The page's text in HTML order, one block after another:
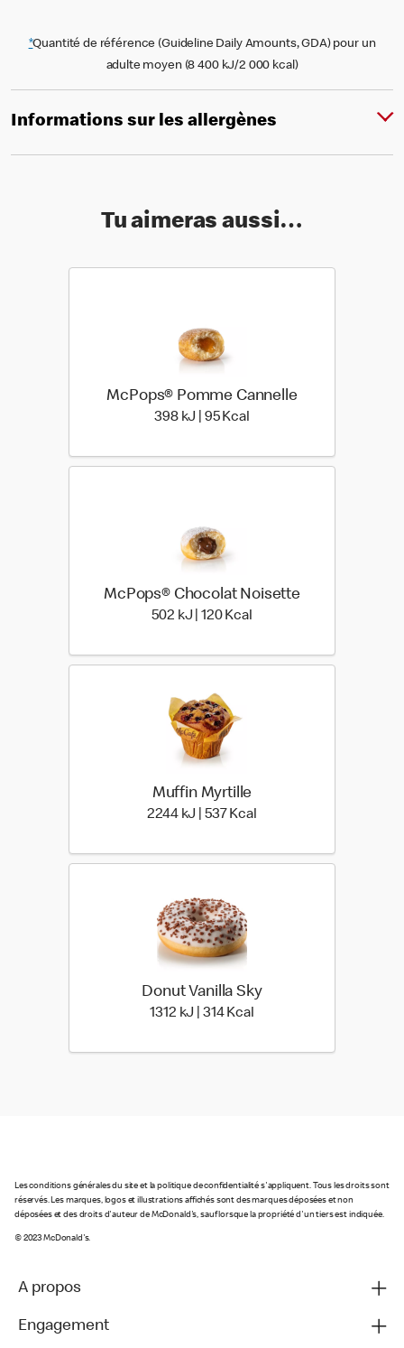
*Quantité de référence (Guideline Daily Amounts, GDA) pour un
adulte moyen (8 400 kJ/2 000 kcal)
Informations sur les allergènes
Tu aimeras aussi…
McPops® Pomme Cannelle
398 kJ | 95 Kcal
McPops® Chocolat Noisette
502 kJ | 120 Kcal
Muffin Myrtille
2244 kJ | 537 Kcal
Donut Vanilla Sky
1312 kJ | 314 Kcal
Les conditions générales du site et la politique de confidentialité s'appliquent. Tous les droits sont
réservés. Les marques, logos et illustrations affichés sont des marques déposées et non
déposées et des droits d'auteur de McDonald's, sauf lorsque la propriété d'un tiers est indiquée.
© 2023 McDonald's.
A propos
Engagement